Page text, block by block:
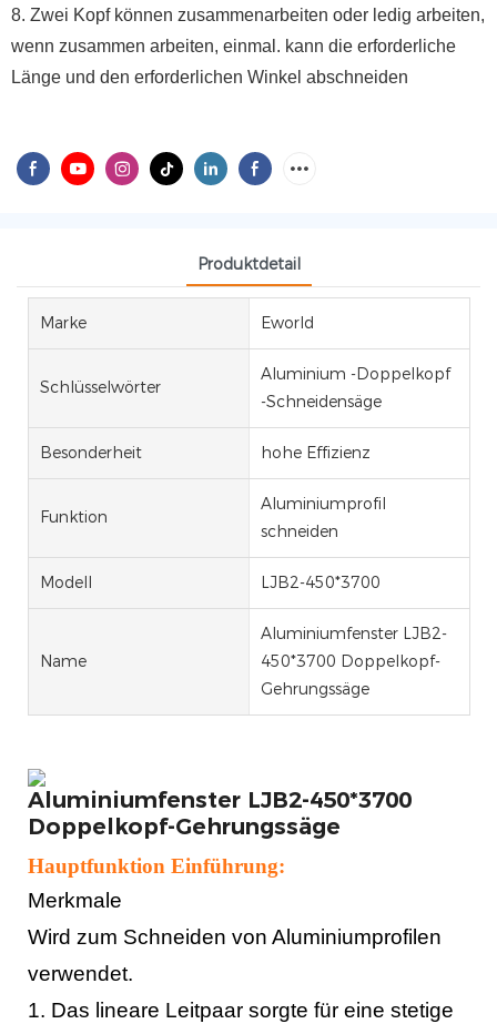
8. Zwei Kopf können zusammenarbeiten oder ledig arbeiten,
wenn zusammen arbeiten, einmal. kann die erforderliche
Länge und den erforderlichen Winkel abschneiden
Produktdetail
Marke Eworld
Schlüsselwörter
Aluminium -Doppelkopf
-Schneidensäge
Besonderheit hohe Effizienz
Funktion
Aluminiumprofil
schneiden
Modell LJB2-450*3700
Name
Aluminiumfenster LJB2-
450*3700 Doppelkopf-
Gehrungssäge
Aluminiumfenster LJB2-450*3700
Doppelkopf-Gehrungssäge
Hauptfunktion Einführung:
Merkmale
Wird zum Schneiden von Aluminiumprofilen
verwendet.
1. Das lineare Leitpaar sorgte für eine stetige